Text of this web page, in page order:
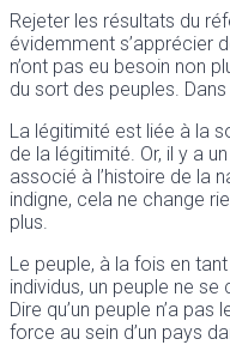
Rejeter les résultats du
évidemment s’apprécier
n’ont pas eu besoin non
du sort des peuples.
La légitimité est liée à la
de la légitimité. Or, il y a
associé à l’histoire de la
indigne, cela ne change
plus.
Le peuple, à la fois en tant
individus, un peuple ne
Dire qu’un peuple n’a
force au sein d’un pays